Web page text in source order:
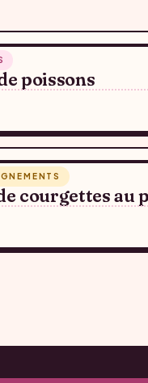
poissons
courgettes au